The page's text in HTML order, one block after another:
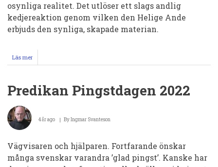
osynliga realitet. Det utlöser ett slags andlig
kedjereaktion genom vilken den Helige Ande
erbjuds den synliga, skapade materian.
Läs mer
Predikan
Predikan Pingstdagen 2022
4 år ago ByIngmar Svanteson
Vägvisaren och hjälparen. Fortfarande önskar
många svenskar varandra ’glad pingst’. Kanske har